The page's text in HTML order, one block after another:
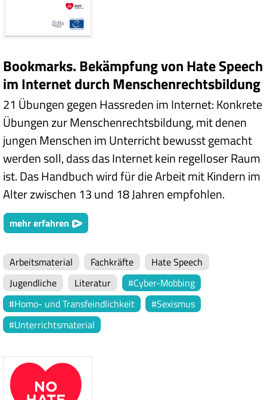
Bookmarks. Bekämpfung von Hate Speech
im Internet durch Menschenrechtsbildung
21 Übungen gegen Hassreden im Internet: Konkrete
Übungen zur Menschenrechtsbildung, mit denen
jungen Menschen im Unterricht bewusst gemacht
werden soll, dass das Internet kein regelloser Raum
ist. Das Handbuch wird für die Arbeit mit Kindern im
Alter zwischen 13 und 18 Jahren empfohlen.
mehr erfahren
Arbeitsmaterial Fachkräfte
Hate Speech
Jugendliche
Literatur
Cyber-Mobbing
Homo- und Transfeindlichkeit
Sexismus
Unterrichtsmaterial